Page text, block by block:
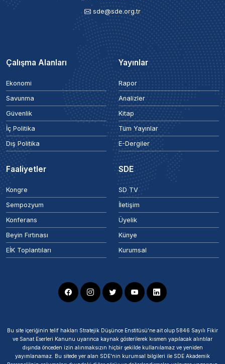
sde@sde.org.tr
Çalışma Alanları
Ekonomi
Savunma
Güvenlik
İç Politika
Dış Politika
Yayınlar
Rapor
Analizler
Kitap
Tüm Yayınlar
E-Dergiler
Faaliyetler
Kongre
Sempozyum
Konferans
Beyin Fırtınası
EİK Toplantıları
SDE
SD TV
İletişim
Üyelik
Künye
Kurumsal
Bu site içeriğinin telif hakları Stratejik Düşünce Enstitüsü’ne ait olup 5846 Sayılı Fikir
ve Sanat Eserleri Kanunu uyarınca kaynak gösterilerek kısmen yapılacak alıntılar
dışında önceden izin alınmaksızın hiçbir şekilde kullanılamaz ve yeniden
yayımlanamaz. Bu sitede yer alan SDE'nin kurumsal bilgileri ile SDE Akademik